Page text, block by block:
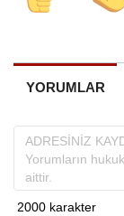
YORUMLAR